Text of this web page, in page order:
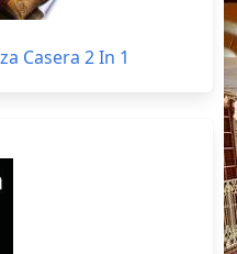
Casera 2 In 1